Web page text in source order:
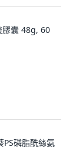
膠囊 48g, 60
磷脂酰絲氨